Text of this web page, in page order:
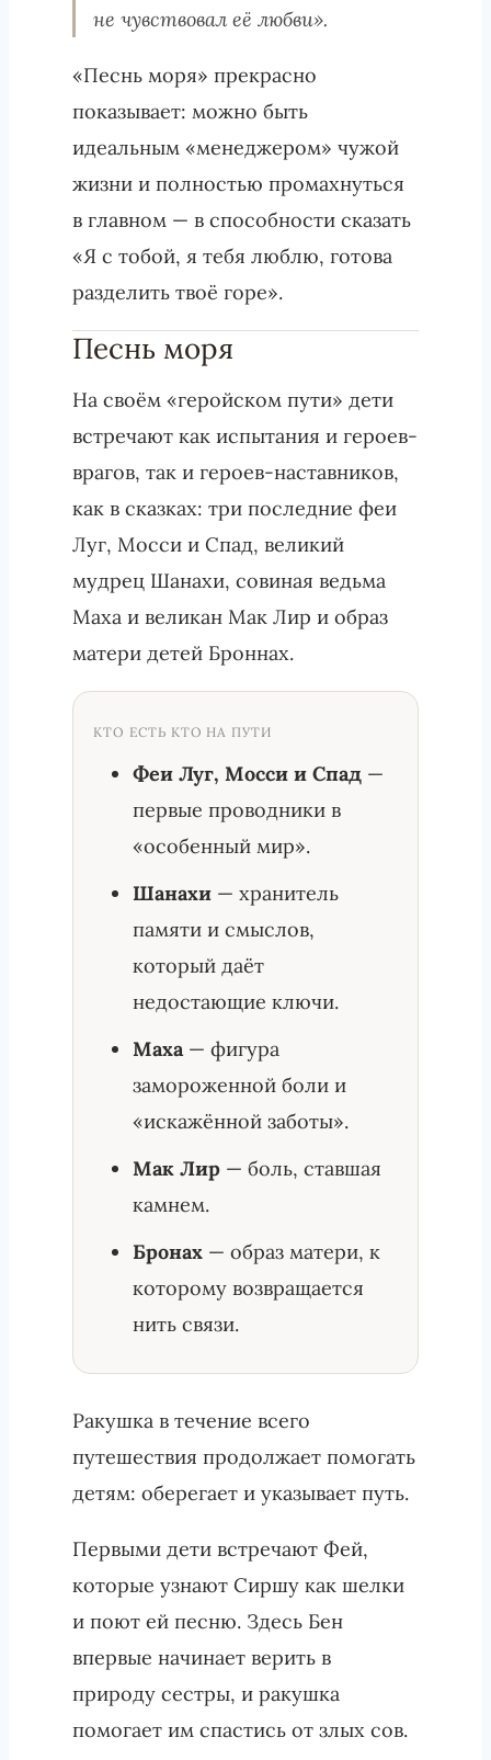
не чувствовал её любви».
«Песнь моря» прекрасно
показывает: можно быть
идеальным «менеджером» чужой
жизни и полностью промахнуться
в главном — в способности сказать
«Я с тобой, я тебя люблю, готова
разделить твоё горе».
Песнь моря
На своём «геройском пути» дети
встречают как испытания и героев-
врагов, так и героев-наставников,
как в сказках: три последние феи
Луг, Мосси и Спад, великий
мудрец Шанахи, совиная ведьма
Маха и великан Мак Лир и образ
матери детей Броннах.
КТО ЕСТЬ КТО НА ПУТИ
Феи Луг, Мосси и Спад —
первые проводники в
«особенный мир».
Шанахи — хранитель
памяти и смыслов,
который даёт
недостающие ключи.
Маха— фигура
замороженной боли и
«искажённой заботы».
Мак Лир — боль, ставшая
камнем.
Бронах — образ матери, к
которому возвращается
нить связи.
Ракушка в течение всего
путешествия продолжает помогать
детям: оберегает и указывает путь.
Первыми дети встречают Фей,
которые узнают Сиршу как шелки
и поют ей песню. Здесь Бен
впервые начинает верить в
природу сестры, и ракушка
помогает им спастись от злых сов.